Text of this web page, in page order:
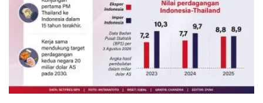
Indonesia-Thailand tingkatkan
ketahanan pangan
4 Agustus 2026